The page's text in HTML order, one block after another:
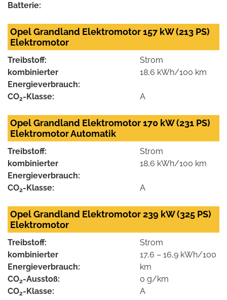
Batterie:
Opel Grandland Elektromotor 157 kW (213 PS)
Elektromotor
Treibstoff:
Strom
kombinierter
Energieverbrauch:
18,6 kWh/100 km
CO2-Klasse: A
Opel Grandland Elektromotor 170 kW (231 PS)
Elektromotor Automatik
Treibstoff:
Strom
kombinierter
Energieverbrauch:
18,6 kWh/100 km
CO2-Klasse: A
Opel Grandland Elektromotor 239 kW (325 PS)
Elektromotor
Treibstoff:
Strom
kombinierter
Energieverbrauch:
17,6 – 16,9 kWh/100
km
CO2-Ausstoß:
0 g/km
CO2-Klasse: A